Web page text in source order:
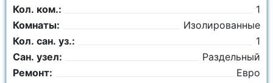
Кол. ком.:
1
Комнаты:
Изолированные
Кол. сан. уз.:
1
Сан. узел:
Раздельный
Ремонт:
Евро